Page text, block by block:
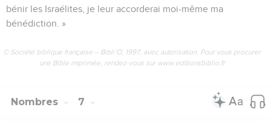
bénir les Israélites, je leur accorderai moi-même ma
bénédiction. »
© Société biblique française – Bibli’O, 1997, avec autorisation. Pour vous procurer
une Bible imprimée, rendez-vous sur www.editionsbiblio.fr
Nombres 7